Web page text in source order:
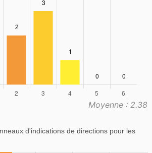
Moyenne : 2.38
d'indications de directions pour les